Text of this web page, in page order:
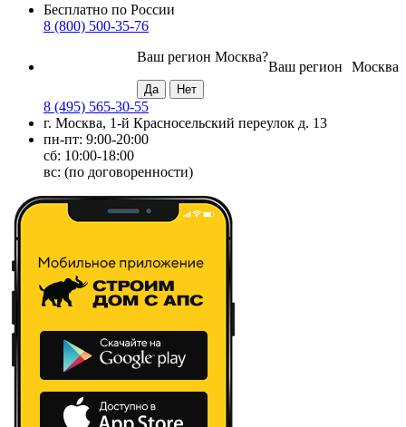
Бесплатно по России
8 (800) 500-35-76
Москва
Ваш регион
Ваш регион Москва?
8 (495) 565-30-55
г. Москва, 1-й Красносельский переулок д. 13
пн-пт: 9:00-20:00
сб: 10:00-18:00
вс: (по договоренности)